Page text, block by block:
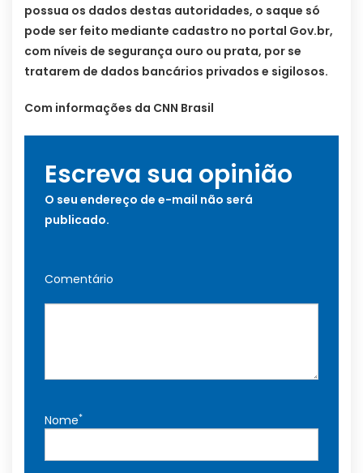
possua os dados destas autoridades, o saque só
pode ser feito mediante cadastro no portal Gov.br,
com níveis de segurança ouro ou prata, por se
tratarem de dados bancários privados e sigilosos.
Com informações da CNN Brasil
Escreva sua opinião
O seu endereço de e-mail não será
publicado.
Comentário
Nome*